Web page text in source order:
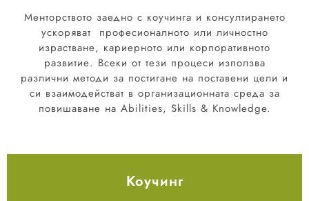
Менторството заедно с коучинга и консултирането
ускоряват професионалното или личностно
израстване, кариерното или корпоративното
развитие. Всеки от тези процеси използва
различни методи за постигане на поставени цели и
си взаимодействат в организационната среда за
повишаване на Abilities, Skills & Knowledge.
Коучинг